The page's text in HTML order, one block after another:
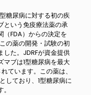
糖尿病に対する初の疾
という免疫療法薬の承
（FDA）からの決定を
の薬の開発・試験の初
た。JDRFが資金提供
マブは1型糖尿病を最大
ています。この薬は、
しており、1型糖尿病に